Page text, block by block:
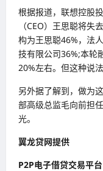
根据报道，联想控股
（CEO）王思聪将
构为王思聪46%，法
技有限公司36%;本轮
20%左右。但这种说
另外据了解到，做为
部高级总监毛向前担
光。
翼龙贷网提供
P2P电子借贷交易平台